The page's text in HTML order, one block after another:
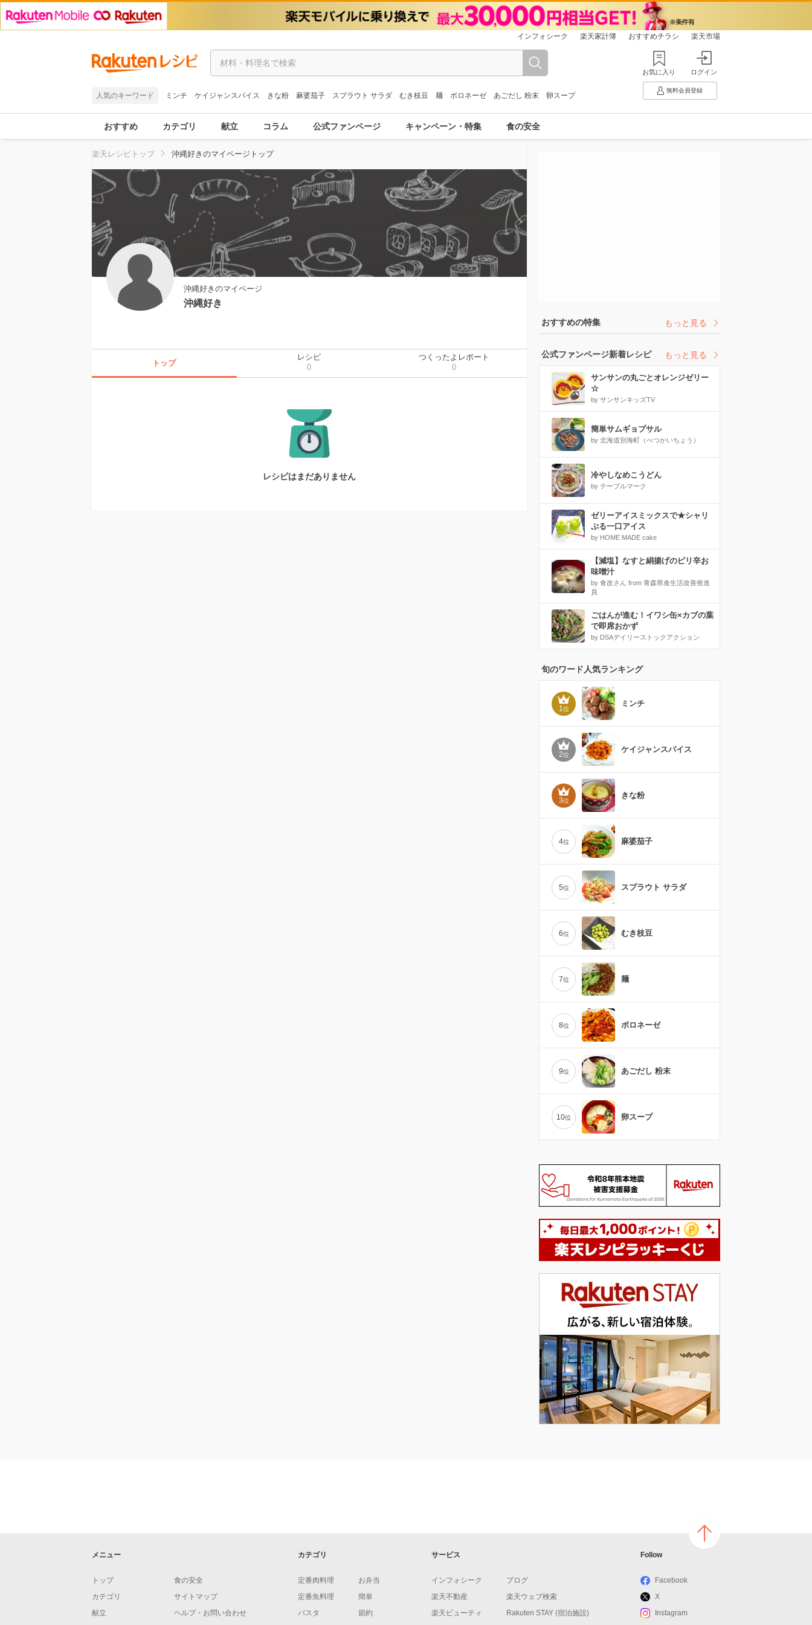
インフォシーク 楽天家計簿 おすすめチラシ 楽天市場
人気のキーワード ミンチ ケイジャンスパイス きな粉 麻婆茄子 スプラウト サラダ むき枝豆 麺 ボロネーゼ あごだし 粉末 卵スープ
お気に入り ログイン
無料会員登録
おすすめ カテゴリ 献立 コラム 公式ファンページ キャンペーン・特集 食の安全
楽天レシピトップ 沖縄好きのマイページトップ
沖縄好きのマイページ
沖縄好き
トップ
レシピ
0
つくったよレポート
0
レシピはまだありません
おすすめの特集 もっと見る
公式ファンページ新着レシピ もっと見る
サンサンの丸ごとオレンジゼリー
☆
by サンサンキッズTV
簡単サムギョプサル
by 北海道別海町（べつかいちょう）
冷やしなめこうどん
by テーブルマーク
ゼリーアイスミックスで★シャリ
ぷる一口アイス
by HOME MADE cake
【減塩】なすと絹揚げのピリ辛お
味噌汁
by 食改さん from 青森県食生活改善推進
員
ごはんが進む！イワシ缶×カブの葉
で即席おかず
by DSAデイリーストックアクション
旬のワード人気ランキング
1位
ミンチ
2位
ケイジャンスパイス
3位
きな粉
4位 麻婆茄子
5位 スプラウト サラダ
6位 むき枝豆
7位 麺
8位 ボロネーゼ
9位 あごだし 粉末
10位 卵スープ
メニュー
トップ
カテゴリ
献立
食の安全
サイトマップ
ヘルプ・お問い合わせ
カテゴリ
定番肉料理
定番魚料理
パスタ
お弁当
簡単
節約
サービス
インフォシーク
楽天不動産
楽天ビューティ
ブログ
楽天ウェブ検索
Rakuten STAY (宿泊施設)
Follow
Facebook
X
Instagram